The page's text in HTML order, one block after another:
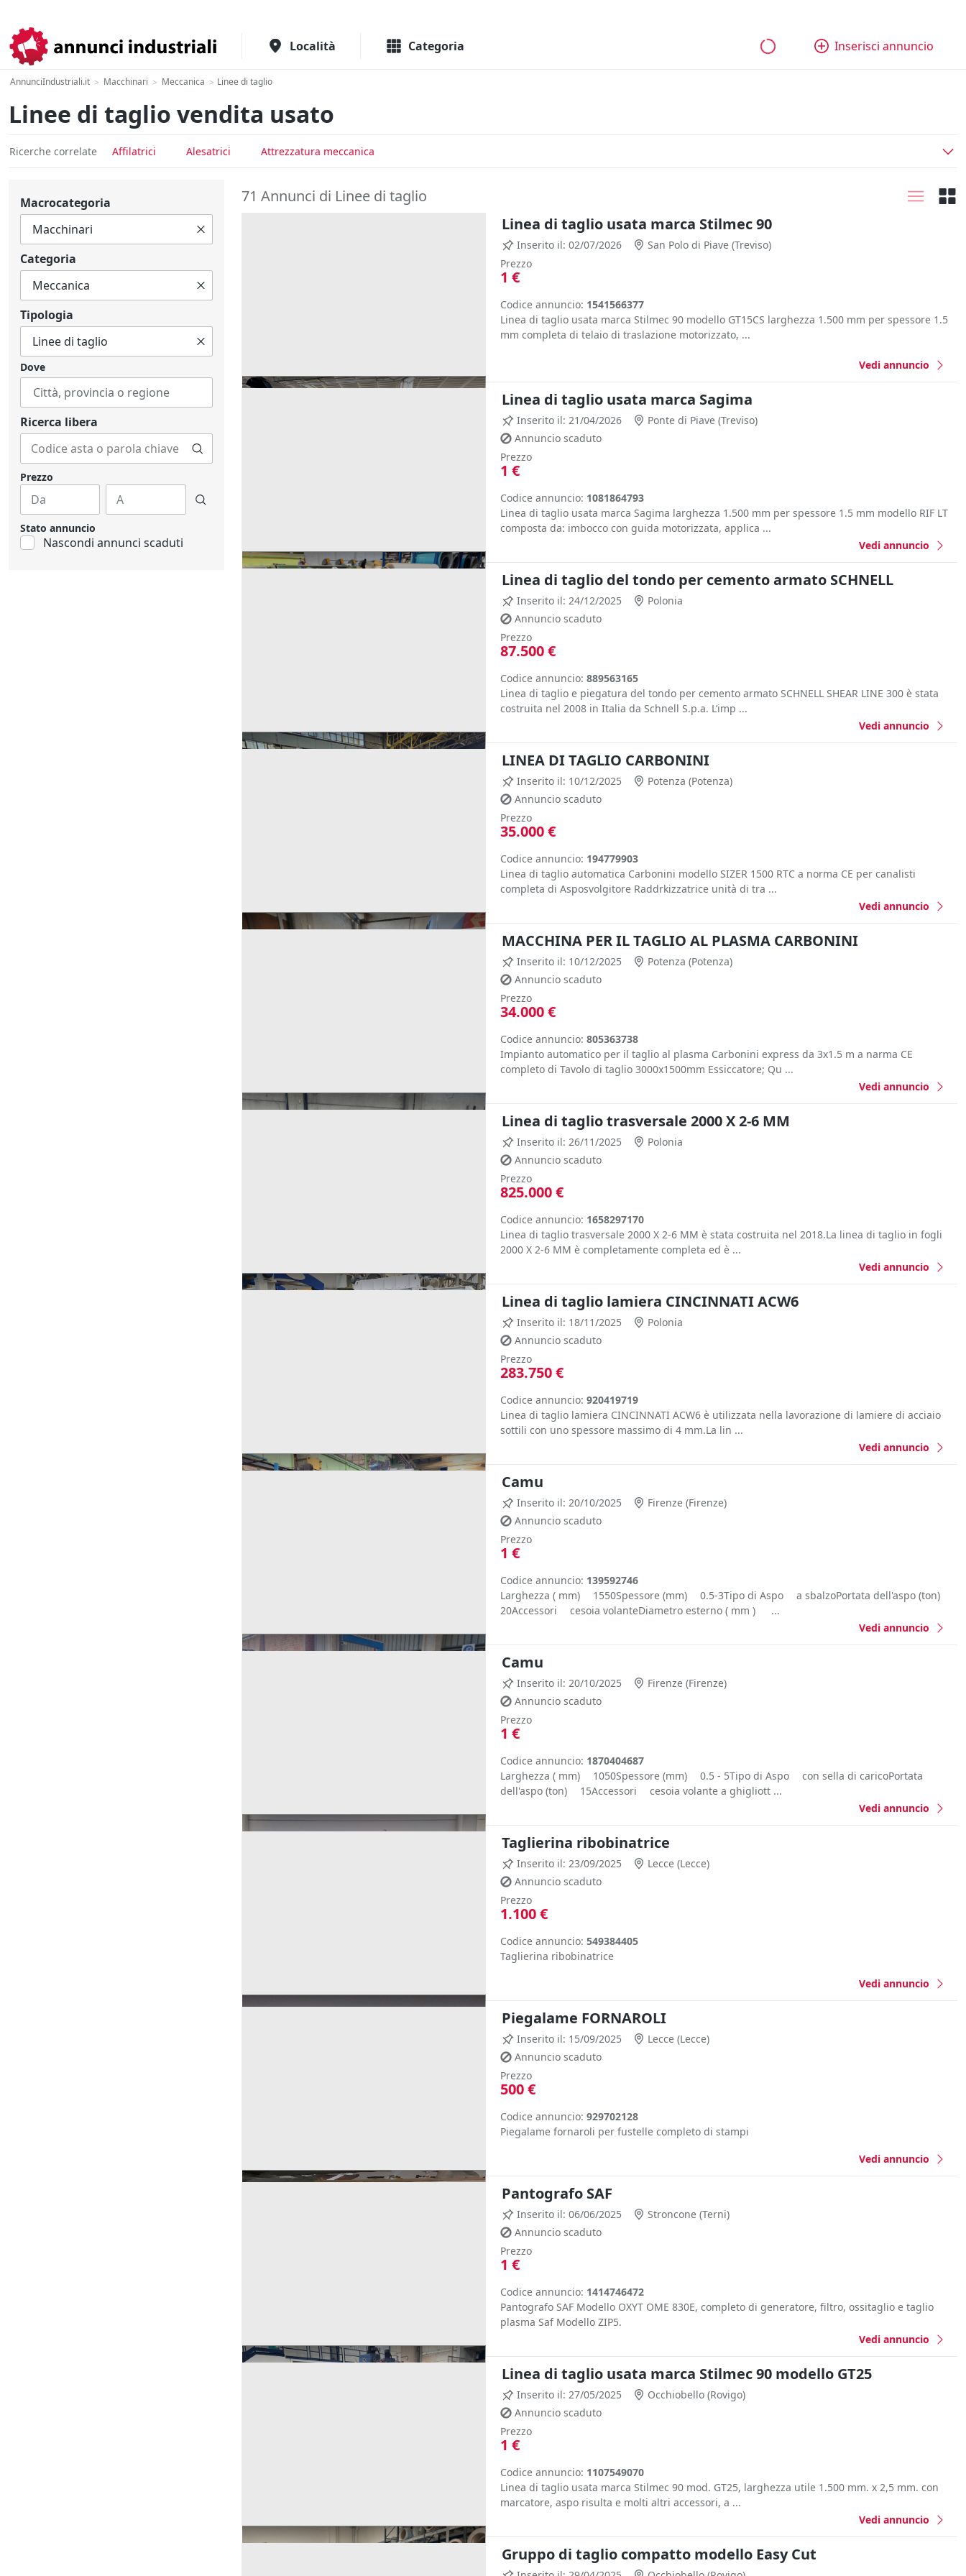
Località Categoria Inserisci annuncio
AnnunciIndustriali.it > Macchinari > Meccanica > Linee di taglio
Linee di taglio vendita usato
Ricerche correlate Affilatrici Alesatrici Attrezzatura meccanica
Macrocategoria
Categoria
Tipologia
Dove
Città, provincia o regione
Ricerca libera
Prezzo
Stato annuncio
Nascondi annunci scaduti
71 Annunci di Linee di taglio
Linea di taglio usata marca Stilmec 90
Inserito il: 02/07/2026 San Polo di Piave (Treviso)
Prezzo
1 €
Codice annuncio: 1541566377
Linea di taglio usata marca Stilmec 90 modello GT15CS larghezza 1.500 mm per spessore 1.5
mm completa di telaio di traslazione motorizzato, ...
Vedi annuncio
Linea di taglio usata marca Sagima
Inserito il: 21/04/2026 Ponte di Piave (Treviso)
Annuncio scaduto
Prezzo
1 €
Codice annuncio: 1081864793
Linea di taglio usata marca Sagima larghezza 1.500 mm per spessore 1.5 mm modello RIF LT
composta da: imbocco con guida motorizzata, applica ...
Vedi annuncio
Linea di taglio del tondo per cemento armato SCHNELL
Inserito il: 24/12/2025
Polonia
Annuncio scaduto
Prezzo
87.500 €
Codice annuncio: 889563165
Linea di taglio e piegatura del tondo per cemento armato SCHNELL SHEAR LINE 300 è stata
costruita nel 2008 in Italia da Schnell S.p.a. L’imp ...
Vedi annuncio
LINEA DI TAGLIO CARBONINI
Inserito il: 10/12/2025 Potenza (Potenza)
Annuncio scaduto
Prezzo
35.000 €
Codice annuncio: 194779903
Linea di taglio automatica Carbonini modello SIZER 1500 RTC a norma CE per canalisti
completa di Asposvolgitore Raddrkizzatrice unità di tra ...
Vedi annuncio
MACCHINA PER IL TAGLIO AL PLASMA CARBONINI
Inserito il: 10/12/2025 Potenza (Potenza)
Annuncio scaduto
Prezzo
34.000 €
Codice annuncio: 805363738
Impianto automatico per il taglio al plasma Carbonini express da 3x1.5 m a narma CE
completo di Tavolo di taglio 3000x1500mm Essiccatore; Qu ...
Vedi annuncio
Linea di taglio trasversale 2000 X 2-6 MM
Inserito il: 26/11/2025
Polonia
Annuncio scaduto
Prezzo
825.000 €
Codice annuncio: 1658297170
Linea di taglio trasversale 2000 X 2-6 MM è stata costruita nel 2018.La linea di taglio in fogli
2000 X 2-6 MM è completamente completa ed è ...
Vedi annuncio
Linea di taglio lamiera CINCINNATI ACW6
Inserito il: 18/11/2025
Polonia
Annuncio scaduto
Prezzo
283.750 €
Codice annuncio: 920419719
Linea di taglio lamiera CINCINNATI ACW6 è utilizzata nella lavorazione di lamiere di acciaio
sottili con uno spessore massimo di 4 mm.La lin ...
Vedi annuncio
Camu
Inserito il: 20/10/2025 Firenze (Firenze)
Annuncio scaduto
Prezzo
1 €
Codice annuncio: 139592746
Larghezza ( mm) 1550Spessore (mm) 0.5-3Tipo di Aspo a sbalzoPortata dell'aspo (ton)
20Accessori cesoia volanteDiametro esterno ( mm ) ...
Vedi annuncio
Camu
Inserito il: 20/10/2025 Firenze (Firenze)
Annuncio scaduto
Prezzo
1 €
Codice annuncio: 1870404687
Larghezza ( mm) 1050Spessore (mm) 0.5 - 5Tipo di Aspo con sella di caricoPortata
dell'aspo (ton) 15Accessori cesoia volante a ghigliott ...
Vedi annuncio
Taglierina ribobinatrice
Inserito il: 23/09/2025 Lecce (Lecce)
Annuncio scaduto
Prezzo
1.100 €
Codice annuncio: 549384405
Taglierina ribobinatrice
Vedi annuncio
Piegalame FORNAROLI
Inserito il: 15/09/2025 Lecce (Lecce)
Annuncio scaduto
Prezzo
500 €
Codice annuncio: 929702128
Piegalame fornaroli per fustelle completo di stampi
Vedi annuncio
Pantografo SAF
Inserito il: 06/06/2025 Stroncone (Terni)
Annuncio scaduto
Prezzo
1 €
Codice annuncio: 1414746472
Pantografo SAF Modello OXYT OME 830E, completo di generatore, filtro, ossitaglio e taglio
plasma Saf Modello ZIP5.
Vedi annuncio
Linea di taglio usata marca Stilmec 90 modello GT25
Inserito il: 27/05/2025 Occhiobello (Rovigo)
Annuncio scaduto
Prezzo
1 €
Codice annuncio: 1107549070
Linea di taglio usata marca Stilmec 90 mod. GT25, larghezza utile 1.500 mm. x 2,5 mm. con
marcatore, aspo risulta e molti altri accessori, a ...
Vedi annuncio
Gruppo di taglio compatto modello Easy Cut